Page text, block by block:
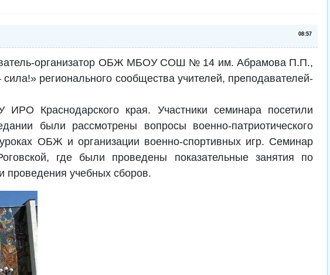
08:57
организатор ОБЖ МБОУ СОШ № 14 им. Абрамова П.П.,
регионального сообщества учителей, преподавателей-
Краснодарского края. Участники семинара посетили
были рассмотрены вопросы военно-патриотического
ОБЖ и организации военно-спортивных игр. Семинар
где были проведены показательные занятия по
проведения учебных сборов.